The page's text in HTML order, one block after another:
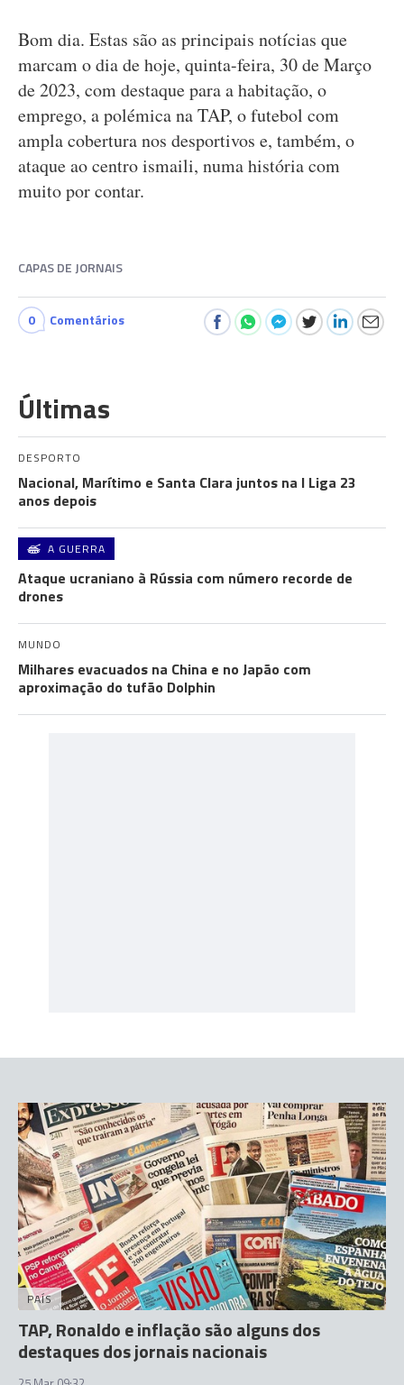
Bom dia. Estas são as principais notícias que
marcam o dia de hoje, quinta-feira, 30 de Março
de 2023, com destaque para a habitação, o
emprego, a polémica na TAP, o futebol com
ampla cobertura nos desportivos e, também, o
ataque ao centro ismaili, numa história com
muito por contar.
CAPAS DE JORNAIS
0 Comentários
Últimas
DESPORTO
Nacional, Marítimo e Santa Clara juntos na I Liga 23
anos depois
A GUERRA
Ataque ucraniano à Rússia com número recorde de
drones
MUNDO
Milhares evacuados na China e no Japão com
aproximação do tufão Dolphin
PAÍS
TAP, Ronaldo e inflação são alguns dos
destaques dos jornais nacionais